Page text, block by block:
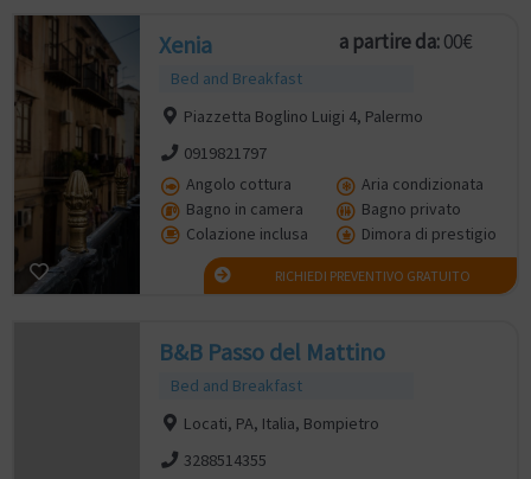
Xenia
Bed and Breakfast
a partire da:00€
Piazzetta Boglino Luigi 4, Palermo
0919821797
Angolo cottura
Aria condizionata
Bagno in camera
Bagno privato
Colazione inclusa
Dimora di prestigio
RICHIEDI PREVENTIVO GRATUITO
B&B Passo del Mattino
Bed and Breakfast
Locati, PA, Italia, Bompietro
3288514355